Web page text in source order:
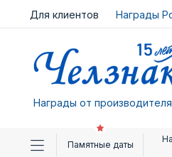
Для клиентов Награды
Награды от производителя
Памятные даты